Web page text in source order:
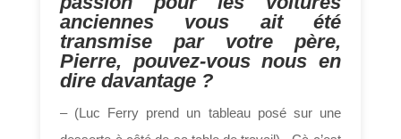
anciennes vous ait été
transmise par votre père,
Pierre, pouvez-vous nous en
dire davantage ?
– (Luc Ferry prend un tableau posé sur une